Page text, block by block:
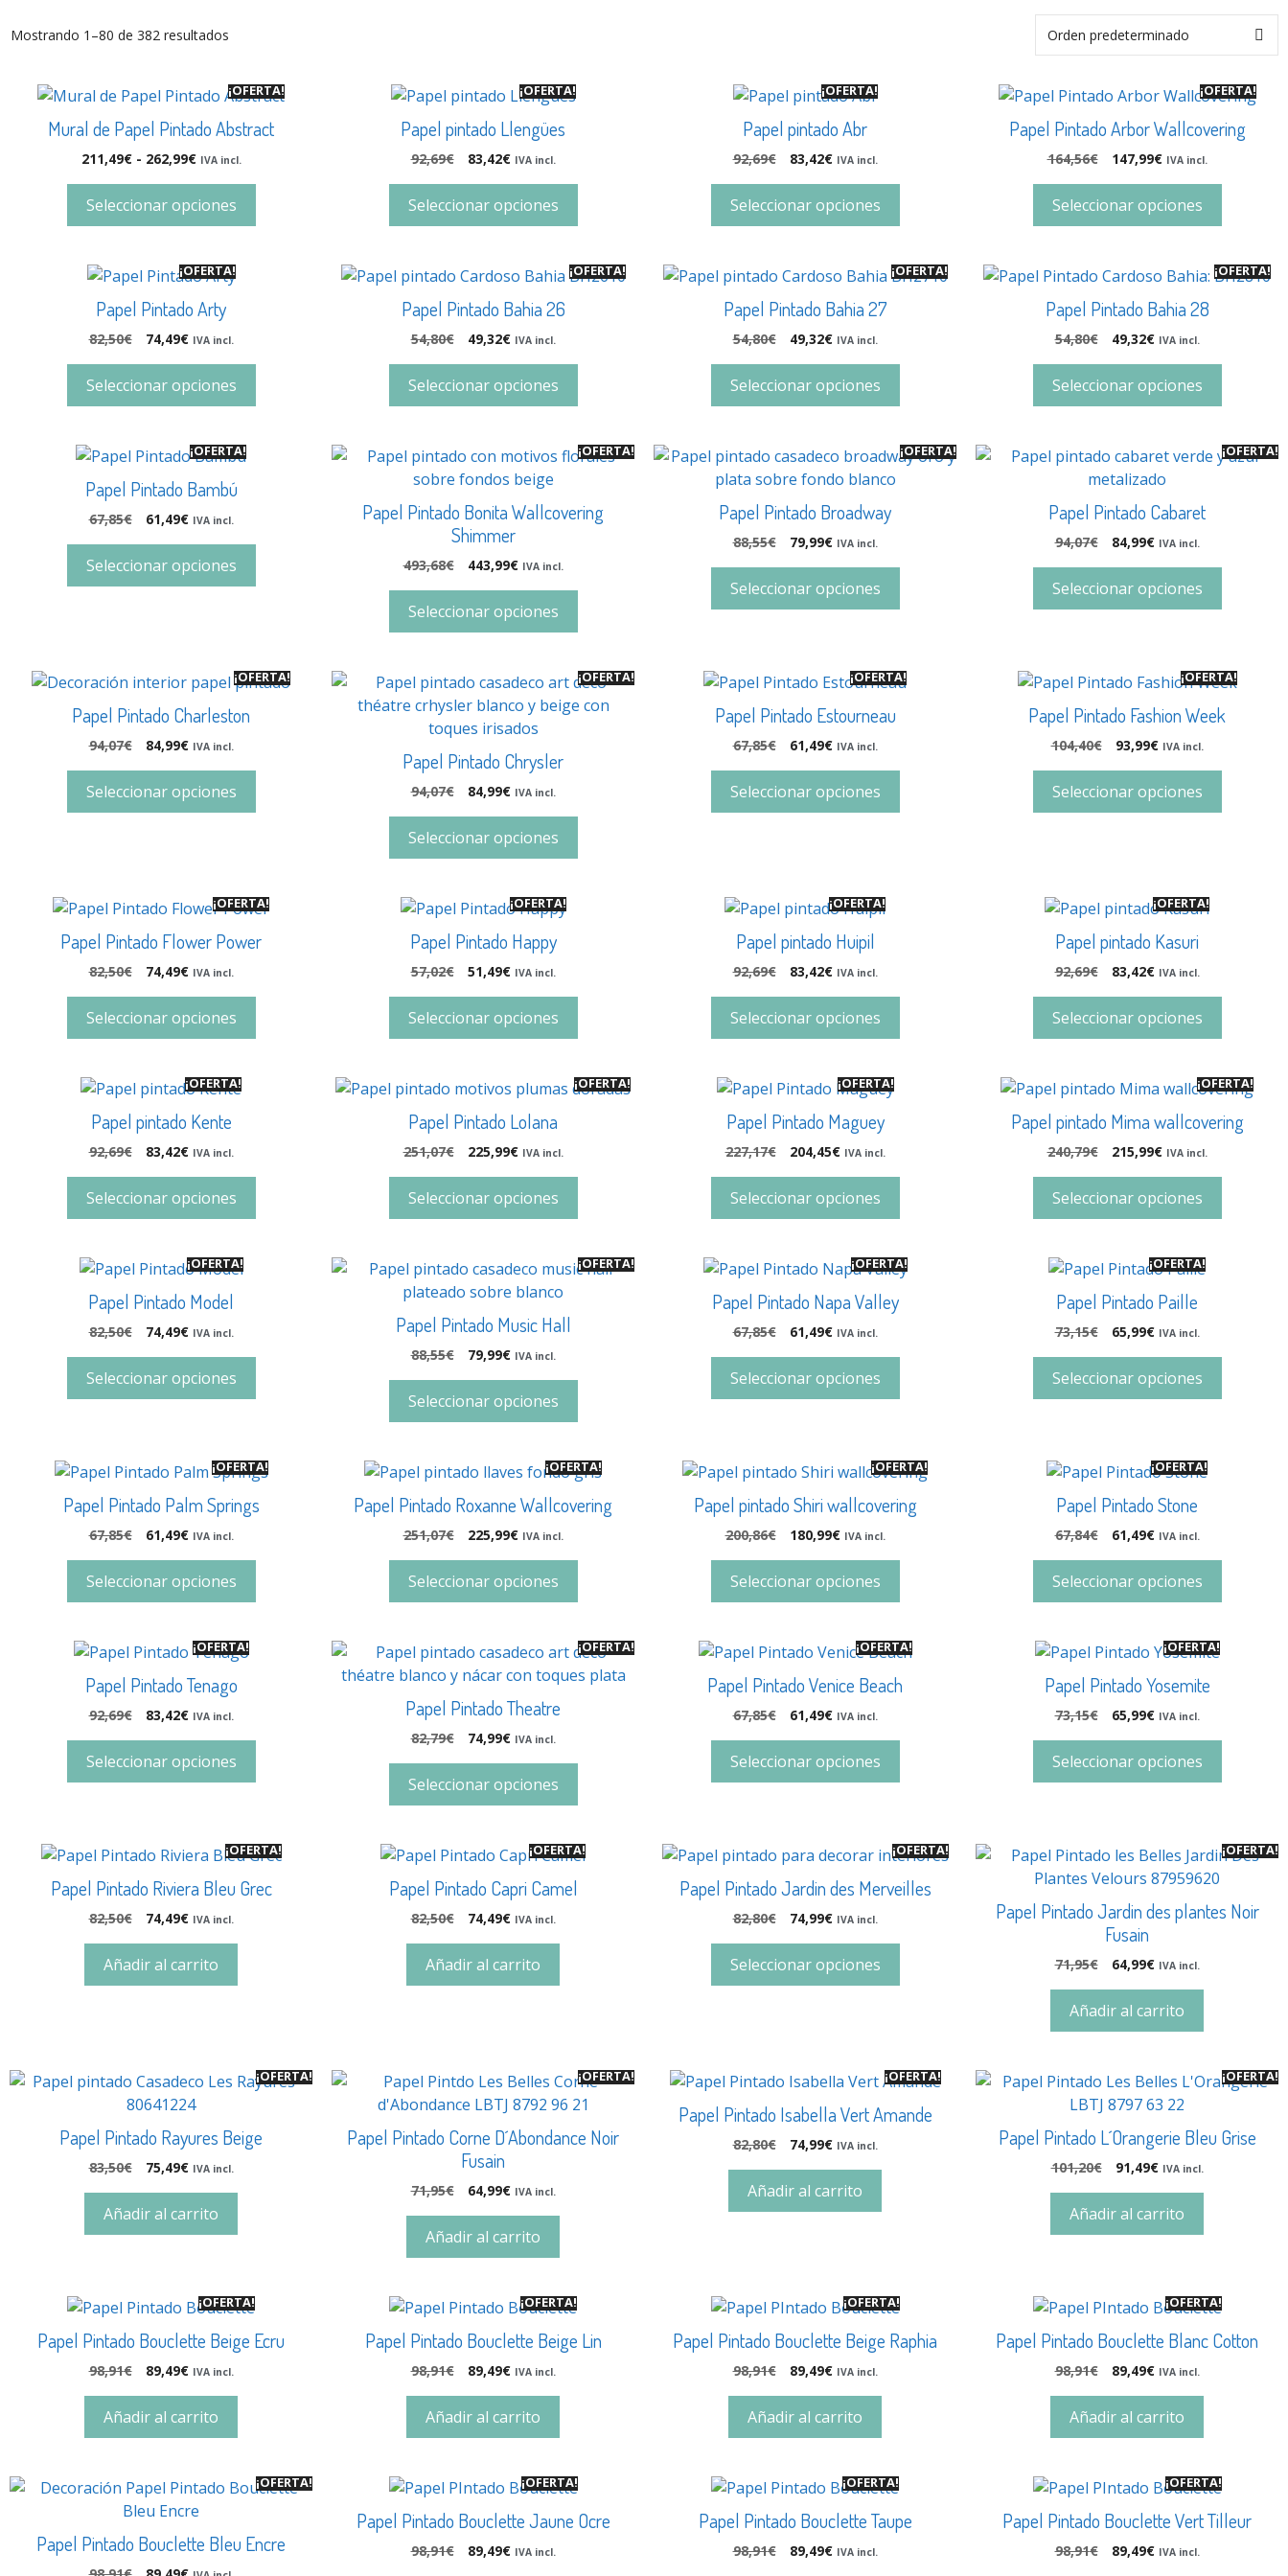
Mostrando 1–80 de 382 resultados
¡OFERTA!
Mural de Papel Pintado Abstract
211,49€ - 262,99€ IVA incl.
Seleccionar opciones
¡OFERTA!
Papel pintado Llengües
92,69€ 83,42€ IVA incl.
Seleccionar opciones
¡OFERTA!
Papel pintado Abr
92,69€ 83,42€ IVA incl.
Seleccionar opciones
¡OFERTA!
Papel Pintado Arbor Wallcovering
164,56€ 147,99€ IVA incl.
Seleccionar opciones
¡OFERTA!
Papel Pintado Arty
82,50€ 74,49€ IVA incl.
Seleccionar opciones
¡OFERTA!
Papel Pintado Bahia 26
54,80€ 49,32€ IVA incl.
Seleccionar opciones
¡OFERTA!
Papel Pintado Bahia 27
54,80€ 49,32€ IVA incl.
Seleccionar opciones
¡OFERTA!
Papel Pintado Bahia 28
54,80€ 49,32€ IVA incl.
Seleccionar opciones
¡OFERTA!
Papel Pintado Bambú
67,85€ 61,49€ IVA incl.
Seleccionar opciones
¡OFERTA!
Papel Pintado Bonita Wallcovering
Shimmer
493,68€ 443,99€ IVA incl.
Seleccionar opciones
¡OFERTA!
Papel Pintado Broadway
88,55€ 79,99€ IVA incl.
Seleccionar opciones
¡OFERTA!
Papel Pintado Cabaret
94,07€ 84,99€ IVA incl.
Seleccionar opciones
¡OFERTA!
Papel Pintado Charleston
94,07€ 84,99€ IVA incl.
Seleccionar opciones
¡OFERTA!
Papel Pintado Chrysler
94,07€ 84,99€ IVA incl.
Seleccionar opciones
¡OFERTA!
Papel Pintado Estourneau
67,85€ 61,49€ IVA incl.
Seleccionar opciones
¡OFERTA!
Papel Pintado Fashion Week
104,40€ 93,99€ IVA incl.
Seleccionar opciones
¡OFERTA!
Papel Pintado Flower Power
82,50€ 74,49€ IVA incl.
Seleccionar opciones
¡OFERTA!
Papel Pintado Happy
57,02€ 51,49€ IVA incl.
Seleccionar opciones
¡OFERTA!
Papel pintado Huipil
92,69€ 83,42€ IVA incl.
Seleccionar opciones
¡OFERTA!
Papel pintado Kasuri
92,69€ 83,42€ IVA incl.
Seleccionar opciones
¡OFERTA!
Papel pintado Kente
92,69€ 83,42€ IVA incl.
Seleccionar opciones
¡OFERTA!
Papel Pintado Lolana
251,07€ 225,99€ IVA incl.
Seleccionar opciones
¡OFERTA!
Papel Pintado Maguey
227,17€ 204,45€ IVA incl.
Seleccionar opciones
¡OFERTA!
Papel pintado Mima wallcovering
240,79€ 215,99€ IVA incl.
Seleccionar opciones
¡OFERTA!
Papel Pintado Model
82,50€ 74,49€ IVA incl.
Seleccionar opciones
¡OFERTA!
Papel Pintado Music Hall
88,55€ 79,99€ IVA incl.
Seleccionar opciones
¡OFERTA!
Papel Pintado Napa Valley
67,85€ 61,49€ IVA incl.
Seleccionar opciones
¡OFERTA!
Papel Pintado Paille
73,15€ 65,99€ IVA incl.
Seleccionar opciones
¡OFERTA!
Papel Pintado Palm Springs
67,85€ 61,49€ IVA incl.
Seleccionar opciones
¡OFERTA!
Papel Pintado Roxanne Wallcovering
251,07€ 225,99€ IVA incl.
Seleccionar opciones
¡OFERTA!
Papel pintado Shiri wallcovering
200,86€ 180,99€ IVA incl.
Seleccionar opciones
¡OFERTA!
Papel Pintado Stone
67,84€ 61,49€ IVA incl.
Seleccionar opciones
¡OFERTA!
Papel Pintado Tenago
92,69€ 83,42€ IVA incl.
Seleccionar opciones
¡OFERTA!
Papel Pintado Theatre
82,79€ 74,99€ IVA incl.
Seleccionar opciones
¡OFERTA!
Papel Pintado Venice Beach
67,85€ 61,49€ IVA incl.
Seleccionar opciones
¡OFERTA!
Papel Pintado Yosemite
73,15€ 65,99€ IVA incl.
Seleccionar opciones
¡OFERTA!
Papel Pintado Riviera Bleu Grec
82,50€ 74,49€ IVA incl.
Añadir al carrito
¡OFERTA!
Papel Pintado Capri Camel
82,50€ 74,49€ IVA incl.
Añadir al carrito
¡OFERTA!
Papel Pintado Jardin des Merveilles
82,80€ 74,99€ IVA incl.
Seleccionar opciones
¡OFERTA!
Papel Pintado Jardin des plantes Noir
Fusain
71,95€ 64,99€ IVA incl.
Añadir al carrito
¡OFERTA!
Papel Pintado Rayures Beige
83,50€ 75,49€ IVA incl.
Añadir al carrito
¡OFERTA!
Papel Pintado Corne D´Abondance Noir
Fusain
71,95€ 64,99€ IVA incl.
Añadir al carrito
¡OFERTA!
Papel Pintado Isabella Vert Amande
82,80€ 74,99€ IVA incl.
Añadir al carrito
¡OFERTA!
Papel Pintado L´Orangerie Bleu Grise
101,20€ 91,49€ IVA incl.
Añadir al carrito
¡OFERTA!
Papel Pintado Bouclette Beige Ecru
98,91€ 89,49€ IVA incl.
Añadir al carrito
¡OFERTA!
Papel Pintado Bouclette Beige Lin
98,91€ 89,49€ IVA incl.
Añadir al carrito
¡OFERTA!
Papel Pintado Bouclette Beige Raphia
98,91€ 89,49€ IVA incl.
Añadir al carrito
¡OFERTA!
Papel Pintado Bouclette Blanc Cotton
98,91€ 89,49€ IVA incl.
Añadir al carrito
¡OFERTA!
Papel Pintado Bouclette Bleu Encre
¡OFERTA!
Papel Pintado Bouclette Jaune Ocre
98,91€ 89,49€ IVA incl.
¡OFERTA!
Papel Pintado Bouclette Taupe
98,91€ 89,49€ IVA incl.
¡OFERTA!
Papel Pintado Bouclette Vert Tilleur
98,91€ 89,49€ IVA incl.